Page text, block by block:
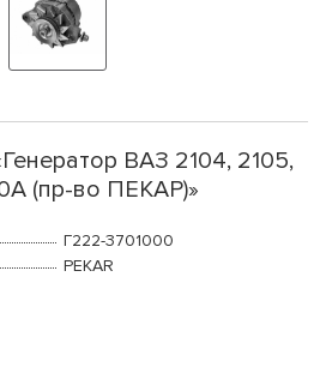
ВАЗ 2104, 2105,
(пр-во ПЕКАР)»
Г222-3701000
PEKAR